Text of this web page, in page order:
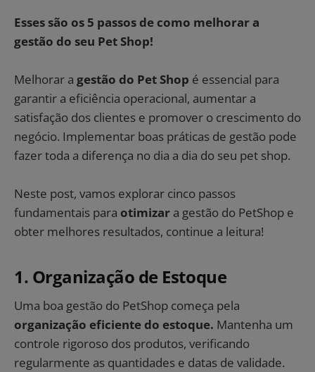
Esses são os 5 passos de como melhorar a
gestão do seu Pet Shop!
Melhorar a gestão do Pet Shop é essencial para
garantir a eficiência operacional, aumentar a
satisfação dos clientes e promover o crescimento do
negócio. Implementar boas práticas de gestão pode
fazer toda a diferença no dia a dia do seu pet shop.
Neste post, vamos explorar cinco passos
fundamentais para otimizar a gestão do PetShop e
obter melhores resultados, continue a leitura!
1. Organização de Estoque
Uma boa gestão do PetShop começa pela
organização eficiente do estoque. Mantenha um
controle rigoroso dos produtos, verificando
regularmente as quantidades e datas de validade.